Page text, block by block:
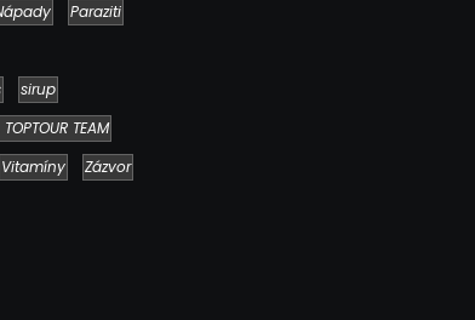
Paraziti
sirup
TEAM
Vitamíny
Zázvor